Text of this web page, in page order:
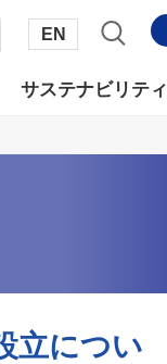
EN
サステナビリティ
立につい